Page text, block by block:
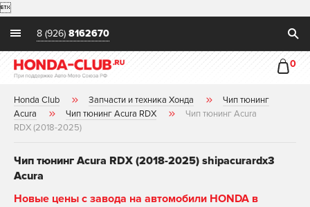

8 (926) 8162670
0
Honda Club Запчасти и техника Хонда
Чип тюнинг
Acura
Чип тюнинг Acura RDX
Чип тюнинг Acura
RDX (2018-2025)
Чип тюнинг Acura RDX (2018-2025) shipacurardx3
Acura
Новые цены с завода на автомобили HONDA в